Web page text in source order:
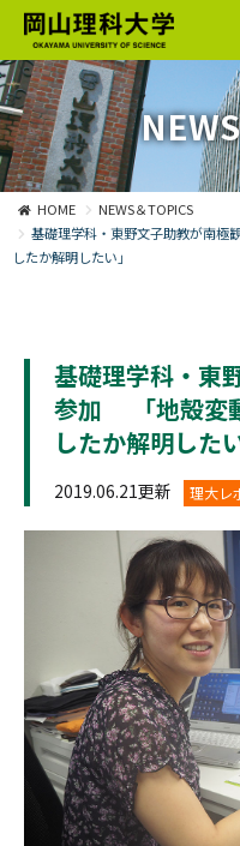
HOME
NEWS＆TOPICS
基礎理学科・東野文子助教が南
したか解明したい」
基礎理学科・東
参加 「地殻変
したか解明した
2019.06.21更新 理大レ